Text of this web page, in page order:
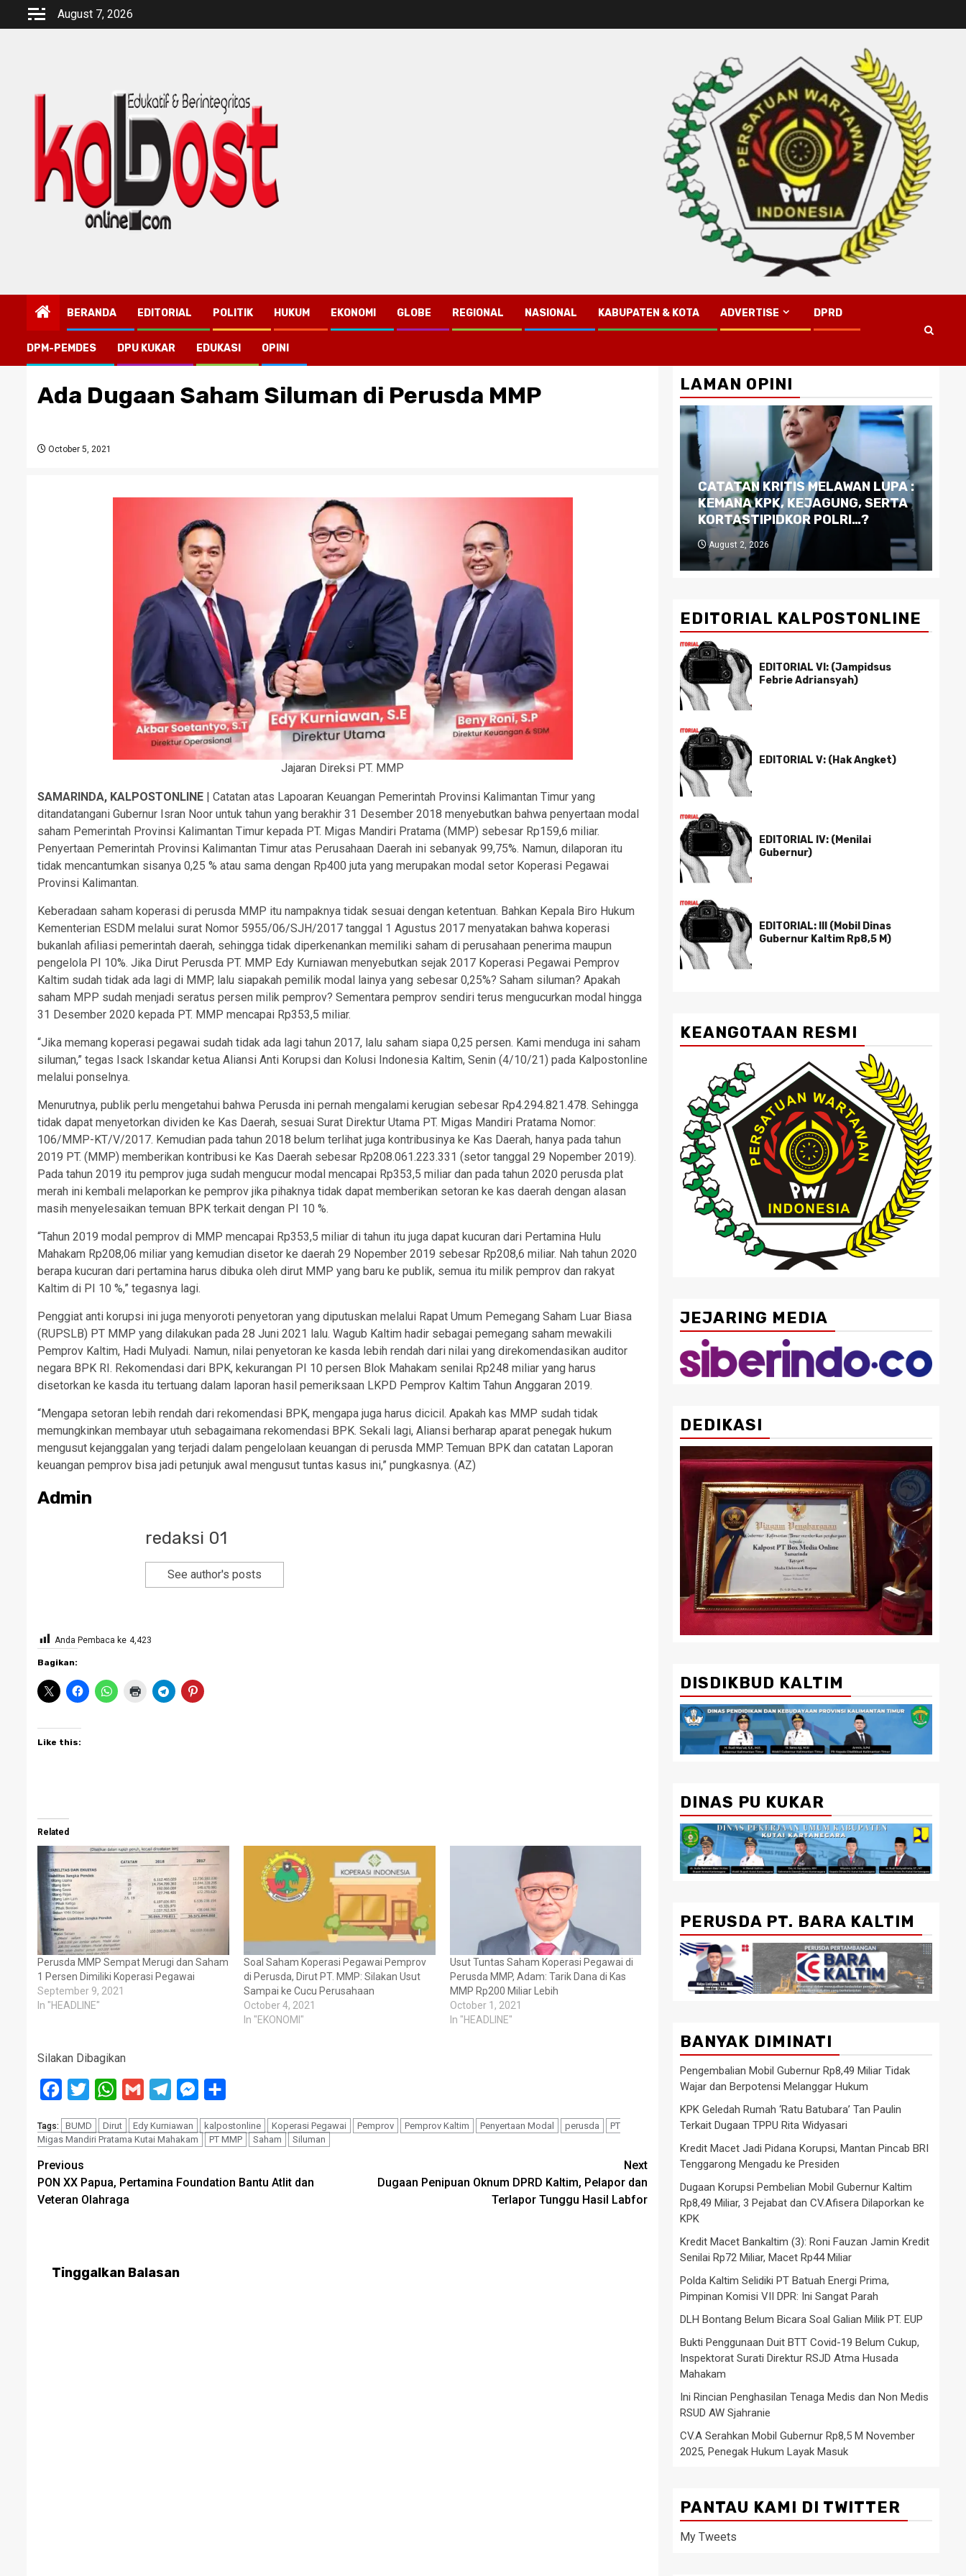
August 7, 2026
BERANDA EDITORIAL POLITIK HUKUM EKONOMI GLOBE REGIONAL NASIONAL KABUPATEN & KOTA ADVERTISE DPRD
DPM-PEMDES DPU KUKAR EDUKASI OPINI
Ada Dugaan Saham Siluman di Perusda MMP
October 5, 2021
Jajaran Direksi PT. MMP
SAMARINDA, KALPOSTONLINE | Catatan atas Lapoaran Keuangan Pemerintah Provinsi Kalimantan Timur yang
ditandatangani Gubernur Isran Noor untuk tahun yang berakhir 31 Desember 2018 menyebutkan bahwa penyertaan modal
saham Pemerintah Provinsi Kalimantan Timur kepada PT. Migas Mandiri Pratama (MMP) sebesar Rp159,6 miliar.
Penyertaan Pemerintah Provinsi Kalimantan Timur atas Perusahaan Daerah ini sebanyak 99,75%. Namun, dilaporan itu
tidak mencantumkan sisanya 0,25 % atau sama dengan Rp400 juta yang merupakan modal setor Koperasi Pegawai
Provinsi Kalimantan.
Keberadaan saham koperasi di perusda MMP itu nampaknya tidak sesuai dengan ketentuan. Bahkan Kepala Biro Hukum
Kementerian ESDM melalui surat Nomor 5955/06/SJH/2017 tanggal 1 Agustus 2017 menyatakan bahwa koperasi
bukanlah afiliasi pemerintah daerah, sehingga tidak diperkenankan memiliki saham di perusahaan penerima maupun
pengelola PI 10%. Jika Dirut Perusda PT. MMP Edy Kurniawan menyebutkan sejak 2017 Koperasi Pegawai Pemprov
Kaltim sudah tidak ada lagi di MMP, lalu siapakah pemilik modal lainya yang sebesar 0,25%? Saham siluman? Apakah
saham MPP sudah menjadi seratus persen milik pemprov? Sementara pemprov sendiri terus mengucurkan modal hingga
31 Desember 2020 kepada PT. MMP mencapai Rp353,5 miliar.
“Jika memang koperasi pegawai sudah tidak ada lagi tahun 2017, lalu saham siapa 0,25 persen. Kami menduga ini saham
siluman,” tegas Isack Iskandar ketua Aliansi Anti Korupsi dan Kolusi Indonesia Kaltim, Senin (4/10/21) pada Kalpostonline
melalui ponselnya.
Menurutnya, publik perlu mengetahui bahwa Perusda ini pernah mengalami kerugian sebesar Rp4.294.821.478. Sehingga
tidak dapat menyetorkan dividen ke Kas Daerah, sesuai Surat Direktur Utama PT. Migas Mandiri Pratama Nomor:
106/MMP-KT/V/2017. Kemudian pada tahun 2018 belum terlihat juga kontribusinya ke Kas Daerah, hanya pada tahun
2019 PT. (MMP) memberikan kontribusi ke Kas Daerah sebesar Rp208.061.223.331 (setor tanggal 29 Nopember 2019).
Pada tahun 2019 itu pemprov juga sudah mengucur modal mencapai Rp353,5 miliar dan pada tahun 2020 perusda plat
merah ini kembali melaporkan ke pemprov jika pihaknya tidak dapat memberikan setoran ke kas daerah dengan alasan
masih menyelesaikan temuan BPK terkait dengan PI 10 %.
“Tahun 2019 modal pemprov di MMP mencapai Rp353,5 miliar di tahun itu juga dapat kucuran dari Pertamina Hulu
Mahakam Rp208,06 miliar yang kemudian disetor ke daerah 29 Nopember 2019 sebesar Rp208,6 miliar. Nah tahun 2020
berapa kucuran dari pertamina harus dibuka oleh dirut MMP yang baru ke publik, semua itu milik pemprov dan rakyat
Kaltim di PI 10 %,” tegasnya lagi.
Penggiat anti korupsi ini juga menyoroti penyetoran yang diputuskan melalui Rapat Umum Pemegang Saham Luar Biasa
(RUPSLB) PT MMP yang dilakukan pada 28 Juni 2021 lalu. Wagub Kaltim hadir sebagai pemegang saham mewakili
Pemprov Kaltim, Hadi Mulyadi. Namun, nilai penyetoran ke kasda lebih rendah dari nilai yang direkomendasikan auditor
negara BPK RI. Rekomendasi dari BPK, kekurangan PI 10 persen Blok Mahakam senilai Rp248 miliar yang harus
disetorkan ke kasda itu tertuang dalam laporan hasil pemeriksaan LKPD Pemprov Kaltim Tahun Anggaran 2019.
“Mengapa setoran lebih rendah dari rekomendasi BPK, mengapa juga harus dicicil. Apakah kas MMP sudah tidak
memungkinkan membayar utuh sebagaimana rekomendasi BPK. Sekali lagi, Aliansi berharap aparat penegak hukum
mengusut kejanggalan yang terjadi dalam pengelolaan keuangan di perusda MMP. Temuan BPK dan catatan Laporan
keuangan pemprov bisa jadi petunjuk awal mengusut tuntas kasus ini,” pungkasnya. (AZ)
Admin
redaksi 01
See author's posts
Anda Pembaca ke 4,423
Bagikan:
Like this:
Related
Perusda MMP Sempat Merugi dan Saham
1 Persen Dimiliki Koperasi Pegawai
September 9, 2021
In "HEADLINE"
Soal Saham Koperasi Pegawai Pemprov
di Perusda, Dirut PT. MMP: Silakan Usut
Sampai ke Cucu Perusahaan
October 4, 2021
In "EKONOMI"
Usut Tuntas Saham Koperasi Pegawai di
Perusda MMP, Adam: Tarik Dana di Kas
MMP Rp200 Miliar Lebih
October 1, 2021
In "HEADLINE"
Silakan Dibagikan
Facebook
Twitter WhatsApp
Gmail TelegramMessenger
Tags: BUMD Dirut Edy Kurniawan kalpostonline Koperasi Pegawai Pemprov Pemprov Kaltim Penyertaan Modal perusda
PT
Migas Mandiri Pratama Kutai Mahakam
PT MMP Saham Siluman
Post
navigation
Previous
PON XX Papua, Pertamina Foundation Bantu Atlit dan
Veteran Olahraga
Next
Dugaan Penipuan Oknum DPRD Kaltim, Pelapor dan
Terlapor Tunggu Hasil Labfor
Tinggalkan Balasan
LAMAN OPINI
CATATAN KRITIS MELAWAN LUPA :
KEMANA KPK, KEJAGUNG, SERTA
KORTASTIPIDKOR POLRI…?
August 2, 2026
EDITORIAL KALPOSTONLINE
EDITORIAL VI: (Jampidsus
Febrie Adriansyah)
EDITORIAL V: (Hak Angket)
EDITORIAL IV: (Menilai
Gubernur)
EDITORIAL: III (Mobil Dinas
Gubernur Kaltim Rp8,5 M)
KEANGOTAAN RESMI
JEJARING MEDIA
DEDIKASI
DISDIKBUD KALTIM
DINAS PU KUKAR
PERUSDA PT. BARA KALTIM
BANYAK DIMINATI
Pengembalian Mobil Gubernur Rp8,49 Miliar Tidak
Wajar dan Berpotensi Melanggar Hukum
KPK Geledah Rumah ‘Ratu Batubara’ Tan Paulin
Terkait Dugaan TPPU Rita Widyasari
Kredit Macet Jadi Pidana Korupsi, Mantan Pincab BRI
Tenggarong Mengadu ke Presiden
Dugaan Korupsi Pembelian Mobil Gubernur Kaltim
Rp8,49 Miliar, 3 Pejabat dan CV.Afisera Dilaporkan ke
KPK
Kredit Macet Bankaltim (3): Roni Fauzan Jamin Kredit
Senilai Rp72 Miliar, Macet Rp44 Miliar
Polda Kaltim Selidiki PT Batuah Energi Prima,
Pimpinan Komisi VII DPR: Ini Sangat Parah
DLH Bontang Belum Bicara Soal Galian Milik PT. EUP
Bukti Penggunaan Duit BTT Covid-19 Belum Cukup,
Inspektorat Surati Direktur RSJD Atma Husada
Mahakam
Ini Rincian Penghasilan Tenaga Medis dan Non Medis
RSUD AW Sjahranie
CV.A Serahkan Mobil Gubernur Rp8,5 M November
2025, Penegak Hukum Layak Masuk
PANTAU KAMI DI TWITTER
My Tweets